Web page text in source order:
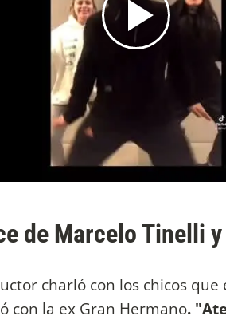
de Marcelo Tinelli
charló con los chicos
con la ex Gran Hermano.